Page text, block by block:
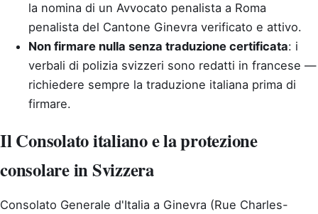
la nomina di un Avvocato penalista a Roma
penalista del Cantone Ginevra verificato e attivo.
Non firmare nulla senza traduzione certificata: i
verbali di polizia svizzeri sono redatti in francese —
richiedere sempre la traduzione italiana prima di
firmare.
Il Consolato italiano e la protezione
consolare in Svizzera
Consolato Generale d'Italia a Ginevra (Rue Charles-